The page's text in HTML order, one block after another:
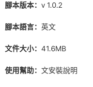
腳本版本： v 1.0.2
腳本語言： 英文
文件大小： 41.6MB
使用幫助： 文安裝說明